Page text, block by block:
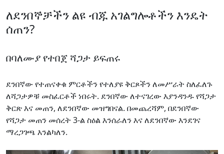
ለደንበኞቻችን ልዩ ብጁ አገልግሎቶችን እንዴት
ሰጠን?
በባለሙያ የተበጀ ሻጋታ ይፍጠሩ
ደንበኛው የተጠናቀቁ ምርቶችን የተለያዩ ቅርጾችን ለመሥራት ስለፈለጉ
ለሻጋታዎቹ መስፈርቶች ነበሩት. ደንበኛው ለተናገረው እያንዳንዱ የሻጋታ
ቅርጽ እና መጠን, ለደንበኛው መዝግበናል. በመጨረሻም, በደንበኛው
የሻጋታ መጠን መሰረት 3-ል ስዕል እንሰራለን እና ለደንበኛው እንደገና
ማረጋገጫ እንልካለን.